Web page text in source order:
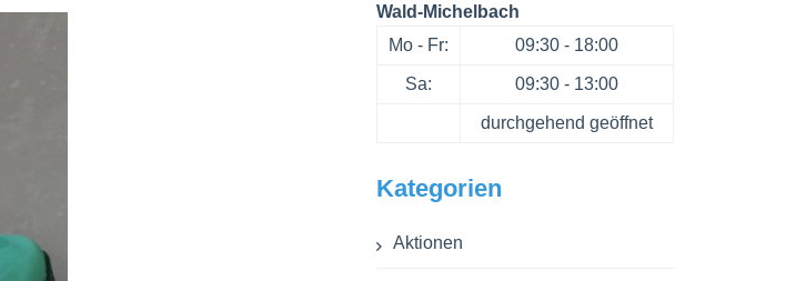
Wald-Michelbach
Mo - Fr:
09:30 - 18:00
Sa: 09:30 - 13:00
durchgehend geöffnet
Kategorien
Aktionen